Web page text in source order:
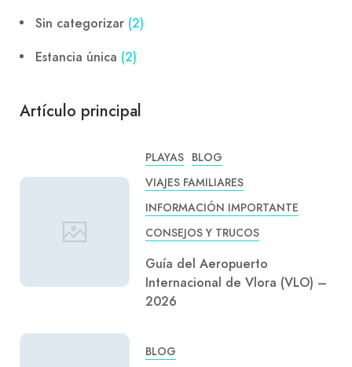
Sin categorizar (2)
Estancia única (2)
Artículo principal
PLAYAS BLOG
VIAJES FAMILIARES
INFORMACIÓN IMPORTANTE
CONSEJOS Y TRUCOS
Guía del Aeropuerto
Internacional de Vlora (VLO) –
2026
BLOG